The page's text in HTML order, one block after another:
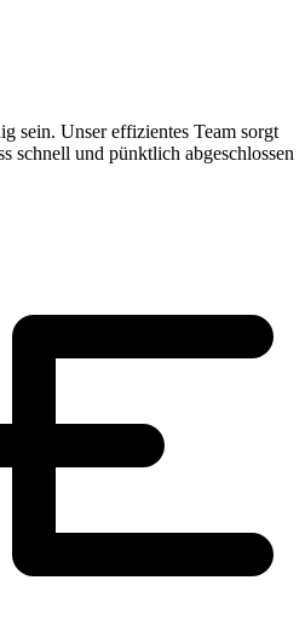
sein. Unser effizientes Team sorgt
schnell und pünktlich abgeschlossen